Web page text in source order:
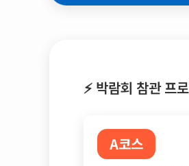
⚡ 박람회 참관 프
A코스